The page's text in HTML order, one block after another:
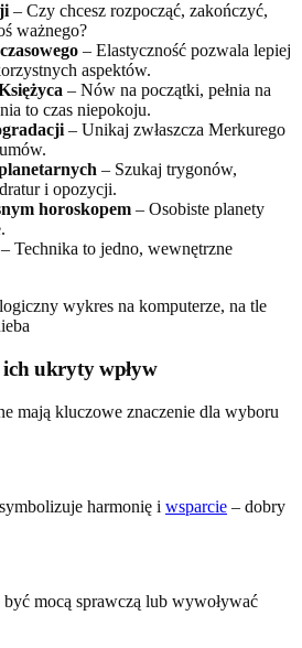
– Czy chcesz rozpocząć, zakończyć,
ważnego?
– Elastyczność pozwala lepiej
aspektów.
– Nów na początki, pełnia na
to czas niepokoju.
– Unikaj zwłaszcza Merkurego
– Szukaj trygonów,
i opozycji.
horoskopem – Osobiste planety
– Technika to jedno, wewnętrzne
ukryty wpływ
mają kluczowe znaczenie dla wyboru
harmonię i wsparcie – dobry
mocą sprawczą lub wywoływać